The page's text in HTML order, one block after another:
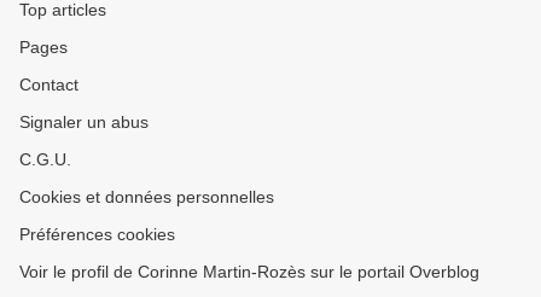
Top articles
Pages
Contact
Signaler un abus
C.G.U.
Cookies et données personnelles
Préférences cookies
Voir le profil de Corinne Martin-Rozès sur le portail Overblog